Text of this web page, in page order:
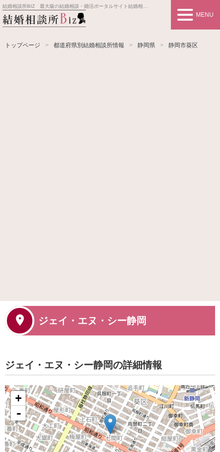
結婚相談所BIZ 最大級の結婚相談・婚活ポータルサイト結婚相談所事業者情報や婚活お見合いの悩み、対策を紹介します。
MENU
トップページ 都道府県別結婚相談所情報 静岡県 静岡市葵区
ジェイ・エヌ・シー静岡
ジェイ・エヌ・シー静岡の詳細情報
+
-